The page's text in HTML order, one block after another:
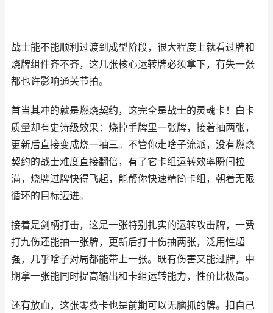
战士能不能顺利过渡到成型阶段，很大程度上就看过牌和
烧牌组件齐不齐，这几张核心运转牌必须拿下，有失一张
都也许影响通关节拍。
首当其冲的就是燃烧契约，这完全是战士的灵魂卡！白卡
质量却有史诗级效果：烧掉手牌里一张牌，接着抽两张，
更新后直接变成烧一抽三。不管你走啥子流派，没有燃烧
契约的战士难度直接翻倍，有了它卡组运转效率瞬间拉
满，烧牌过牌快得飞起，能帮你快速精简卡组，朝着无限
循环的目标迈进。
接着是剑柄打击，这是一张特别扎实的运转攻击牌，一费
打九伤还能抽一张牌，更新后打十伤抽两张，泛用性超
强，几乎啥子对局都能带上一张。既有伤害又能过牌，中
期拿一张能同时提高输出和卡组运转能力，性价比极高。
还有放血，这张零费卡也是前期可以无脑抓的牌。扣自己